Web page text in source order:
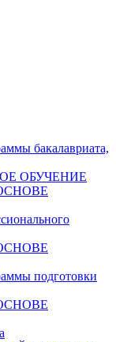
бакалавриата,
ОБУЧЕНИЕ
подготовки